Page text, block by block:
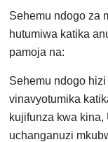
Sehemu ndogo za
hutumiwa katika
pamoja na:
Sehemu ndogo
vinavyotumika
kujifunza kwa
uchanganuzi